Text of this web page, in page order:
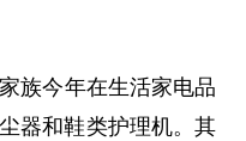
族今年在生活家电品
器和鞋类护理机。其